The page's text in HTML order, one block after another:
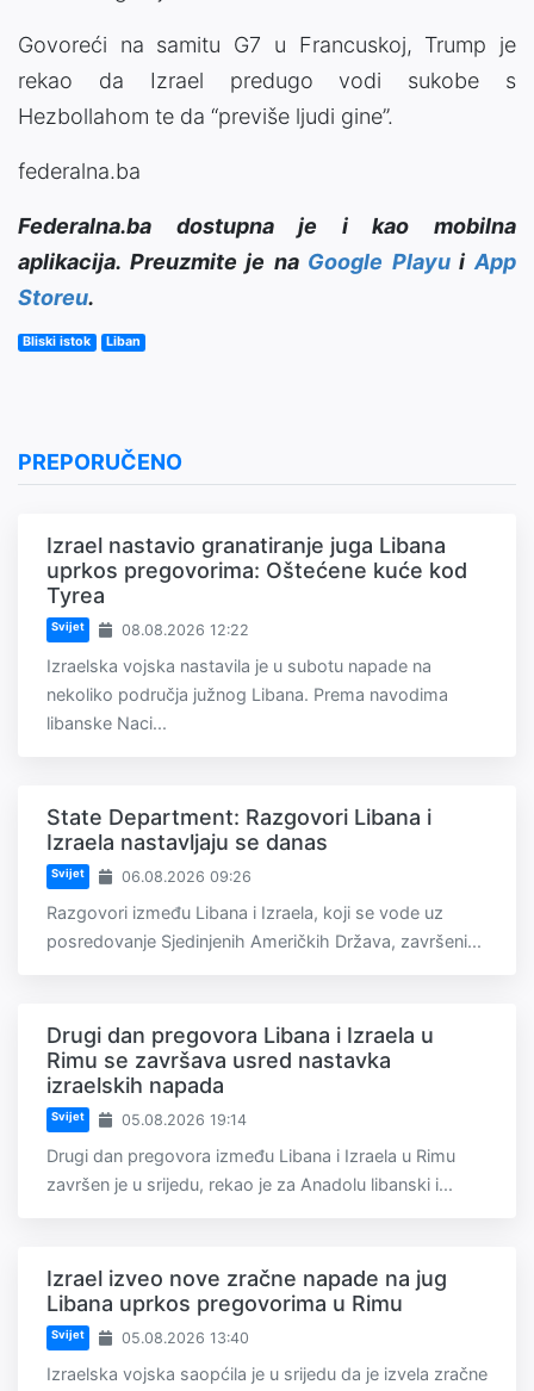
Govoreći na samitu G7 u Francuskoj, Trump je
rekao da Izrael predugo vodi sukobe s
Hezbollahom te da “previše ljudi gine”.
federalna.ba
Federalna.ba dostupna je i kao mobilna
aplikacija. Preuzmite je na Google PlayuiApp
Storeu.
Bliski istok Liban
PREPORUČENO
Izrael nastavio granatiranje juga Libana
uprkos pregovorima: Oštećene kuće kod
Tyrea
Svijet 08.08.2026 12:22
Izraelska vojska nastavila je u subotu napade na
nekoliko područja južnog Libana. Prema navodima
libanske Naci...
State Department: Razgovori Libana i
Izraela nastavljaju se danas
Svijet 06.08.2026 09:26
Razgovori između Libana i Izraela, koji se vode uz
posredovanje Sjedinjenih Američkih Država, završeni...
Drugi dan pregovora Libana i Izraela u
Rimu se završava usred nastavka
izraelskih napada
Svijet 05.08.2026 19:14
Drugi dan pregovora između Libana i Izraela u Rimu
završen je u srijedu, rekao je za Anadolu libanski i...
Izrael izveo nove zračne napade na jug
Libana uprkos pregovorima u Rimu
Svijet 05.08.2026 13:40
Izraelska vojska saopćila je u srijedu da je izvela zračne